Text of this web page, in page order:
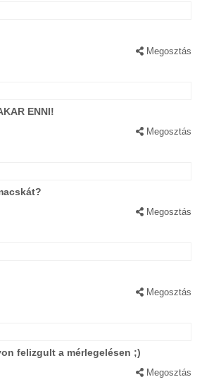
Megosztás
ENNI!
Megosztás
Megosztás
Megosztás
felizgult a mérlegelésen ;)
Megosztás